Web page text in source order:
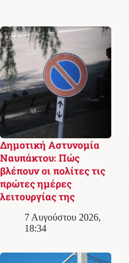
Δημοτική Αστυνομία
Ναυπάκτου: Πώς
βλέπουν οι πολίτες τις
πρώτες ημέρες
λειτουργίας της
7 Αυγούστου 2026,
18:34